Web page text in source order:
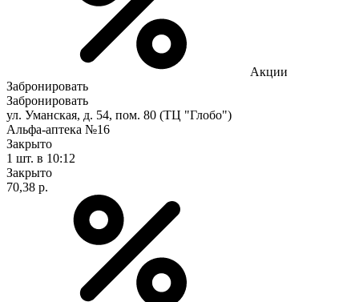
Акции
Забронировать
Забронировать
ул. Уманская, д. 54, пом. 80 (ТЦ "Глобо")
Альфа-аптека №16
Закрыто
1 шт. в 10:12
Закрыто
70,38 р.